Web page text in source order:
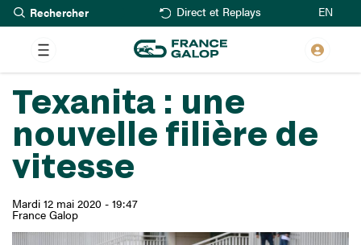
Aller
au
contenu
principal
Rechercher Direct et Replays EN
Texanita : une
nouvelle filière de
vitesse
Mardi 12 mai 2020 - 19:47
France Galop